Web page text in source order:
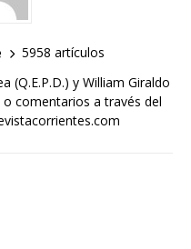
5958 artículos
(Q.E.P.D.) y William Giraldo
o comentarios a través del